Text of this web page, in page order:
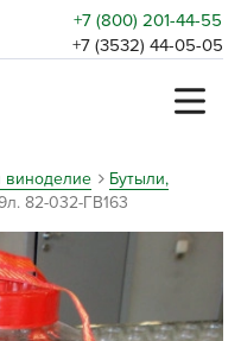
+7 (800) 201-44-55
+7 (3532) 44-05-05
виноделие
Бутыли,
82-032-ГВ163